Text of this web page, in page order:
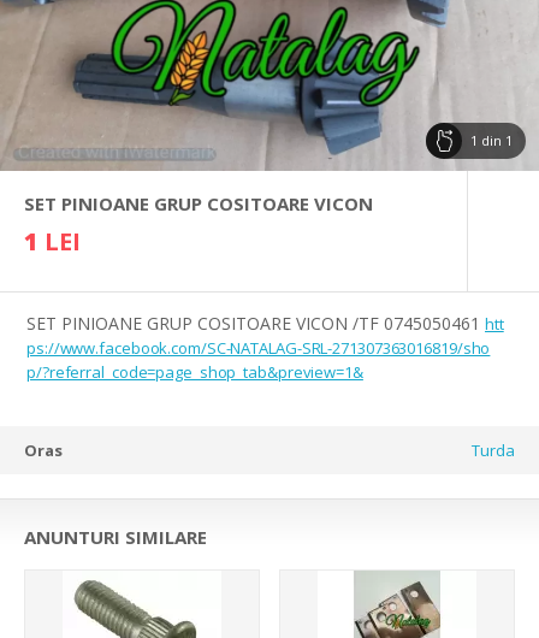
1 din 1
SET PINIOANE GRUP COSITOARE VICON
1 LEI
SET PINIOANE GRUP COSITOARE VICON /TF 0745050461 htt
ps://www.facebook.com/SC-NATALAG-SRL-271307363016819/sho
p/?referral_code=page_shop_tab&preview=1&
Oras Turda
ANUNTURI SIMILARE